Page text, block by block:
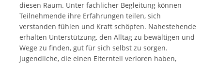
diesen Raum. Unter fachlicher Begleitung können
Teilnehmende ihre Erfahrungen teilen, sich
verstanden fühlen und Kraft schöpfen. Nahestehende
erhalten Unterstützung, den Alltag zu bewältigen und
Wege zu finden, gut für sich selbst zu sorgen.
Jugendliche, die einen Elternteil verloren haben,